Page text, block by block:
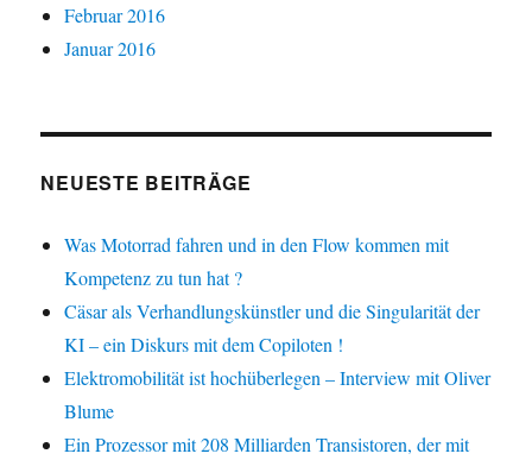
Februar 2016
Januar 2016
NEUESTE BEITRÄGE
Was Motorrad fahren und in den Flow kommen mit
Kompetenz zu tun hat ?
Cäsar als Verhandlungskünstler und die Singularität der
KI – ein Diskurs mit dem Copiloten !
Elektromobilität ist hochüberlegen – Interview mit Oliver
Blume
Ein Prozessor mit 208 Milliarden Transistoren, der mit